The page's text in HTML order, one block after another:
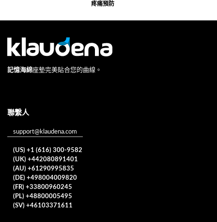
疼痛預防
記憶海綿座墊完美貼合您的曲線。
聯繫人
support@klaudena.com
(US) +1 (616) 300-9582
(UK) +442080891401
(AU) +61290995835
(DE) +498004009820
(FR) +33800960245
(PL) +48800005495
(SV) +46103371611